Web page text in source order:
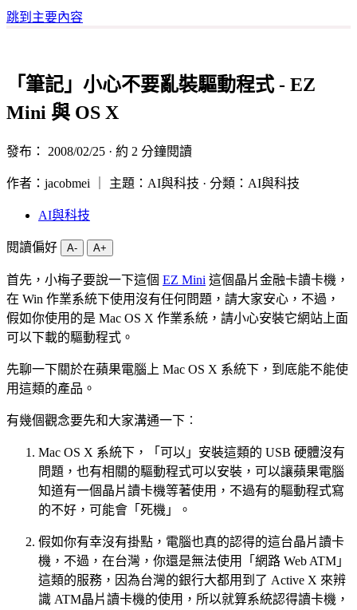
跳到主要內容
「筆記」小心不要亂裝驅動程式 - EZ
Mini 與 OS X
發布： 2008/02/25 · 約 2 分鐘閱讀
作者：jacobmei ｜ 主題：AI與科技 · 分類：AI與科技
AI與科技
閱讀偏好 A- A+
首先，小梅子要說一下這個 EZ Mini 這個晶片金融卡讀卡機，
在 Win 作業系統下使用沒有任何問題，請大家安心，不過，
假如你使用的是 Mac OS X 作業系統，請小心安裝它網站上面
可以下載的驅動程式。
先聊一下關於在蘋果電腦上 Mac OS X 系統下，到底能不能使
用這類的產品。
有幾個觀念要先和大家溝通一下︰
Mac OS X 系統下，「可以」安裝這類的 USB 硬體沒有
問題，也有相關的驅動程式可以安裝，可以讓蘋果電腦
知道有一個晶片讀卡機等著使用，不過有的驅動程式寫
的不好，可能會「死機」。
假如你有幸沒有掛點，電腦也真的認得的這台晶片讀卡
機，不過，在台灣，你還是無法使用「網路 Web ATM」
這類的服務，因為台灣的銀行大都用到了 Active X 來辨
識 ATM晶片讀卡機的使用，所以就算系統認得讀卡機，